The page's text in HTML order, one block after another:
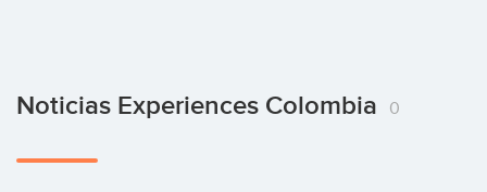
Noticias Experiences Colombia 0